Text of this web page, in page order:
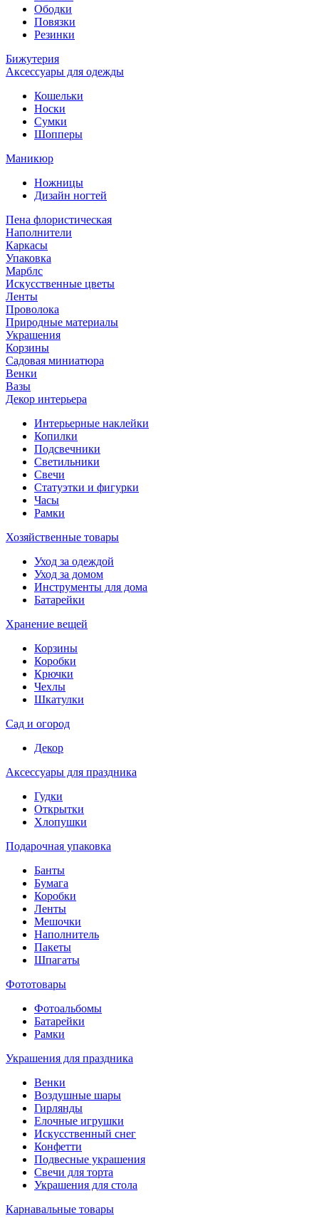
Ободки
Повязки
Резинки
Бижутерия
Аксессуары для одежды
Кошельки
Носки
Сумки
Шопперы
Маникюр
Ножницы
Дизайн ногтей
Пена флористическая
Наполнители
Каркасы
Упаковка
Марблс
Искусственные цветы
Ленты
Проволока
Природные материалы
Украшения
Корзины
Садовая миниатюра
Венки
Вазы
Декор интерьера
Интерьерные наклейки
Копилки
Подсвечники
Светильники
Свечи
Статуэтки и фигурки
Часы
Рамки
Хозяйственные товары
Уход за одеждой
Уход за домом
Инструменты для дома
Батарейки
Хранение вещей
Корзины
Коробки
Крючки
Чехлы
Шкатулки
Сад и огород
Декор
Аксессуары для праздника
Гудки
Открытки
Хлопушки
Подарочная упаковка
Банты
Бумага
Коробки
Ленты
Мешочки
Наполнитель
Пакеты
Шпагаты
Фототовары
Фотоальбомы
Батарейки
Рамки
Украшения для праздника
Венки
Воздушные шары
Гирлянды
Елочные игрушки
Искусственный снег
Конфетти
Подвесные украшения
Свечи для торта
Украшения для стола
Карнавальные товары